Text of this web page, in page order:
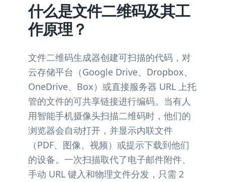
什么是文件二维码及其工
作原理？
文件二维码生成器创建可扫描的代码，对
云存储平台（Google Drive、Dropbox、
OneDrive、Box）或直接服务器 URL 上托
管的文件的可共享链接进行编码。当有人
用智能手机摄像头扫描二维码时，他们的
浏览器会自动打开，并显示内联文件
（PDF、图像、视频）或提示下载到他们
的设备。一次扫描取代了电子邮件附件、
手动 URL 键入和物理文件分发，只需 2